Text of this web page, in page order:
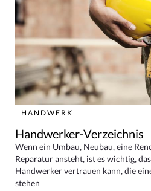
HANDWERK
Handwerker-Verzeichnis
Wenn ein Umbau, Neubau, eine
Reparatur ansteht, ist es wichtig,
Handwerker vertrauen kann, die
stehen